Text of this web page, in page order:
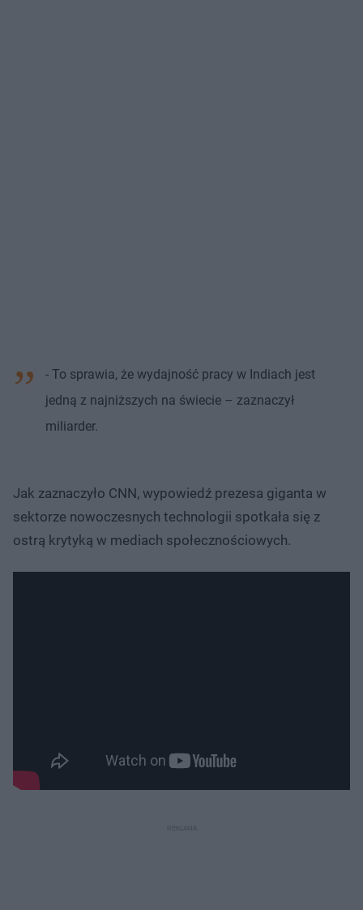
- To sprawia, że wydajność pracy w Indiach jest
jedną z najniższych na świecie – zaznaczył
miliarder.
Jak zaznaczyło CNN, wypowiedź prezesa giganta w
sektorze nowoczesnych technologii spotkała się z
ostrą krytyką w mediach społecznościowych.